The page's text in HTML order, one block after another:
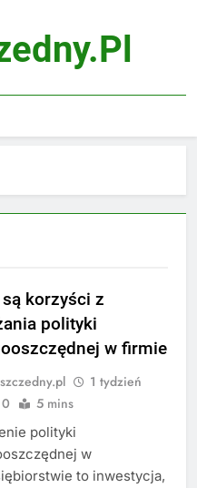
korzyści z
polityki
w firmie
1 tydzień
0 5 mins
polityki
w
to inwestycja,